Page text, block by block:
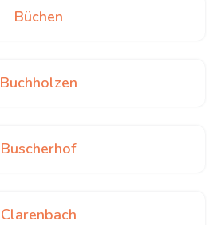
Büchen
Buchholzen
Buscherhof
Clarenbach